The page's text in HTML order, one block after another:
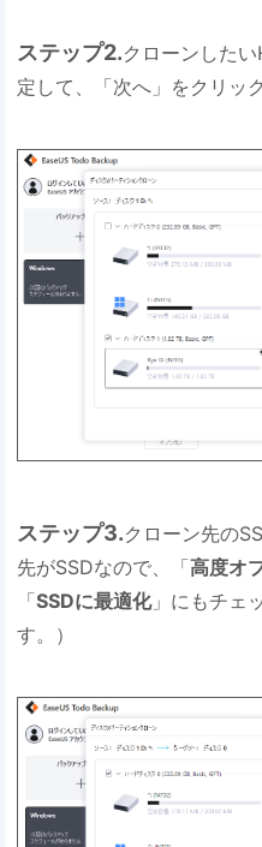
ステップ2.クローンした
定して、「次へ」をクリッ
ステップ3.クローン先の
先がSSDなので、「高度オ
「SSDに最適化」にもチェ
す。）